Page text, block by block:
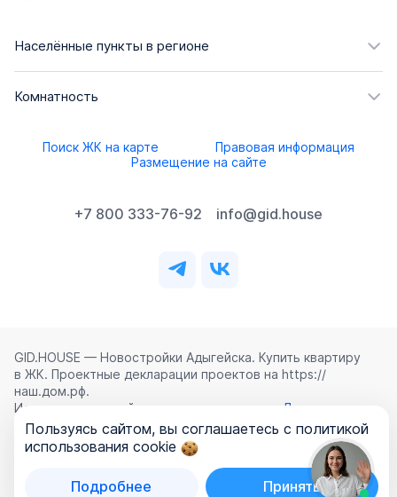
Населённые пункты в регионе
Комнатность
Поиск ЖК на карте
Правовая информация
Размещение на сайте
+7 800 333-76-92 info@gid.house
GID.HOUSE — Новостройки Адыгейска. Купить квартиру
в ЖК. Проектные декларации проектов на https://
наш.дом.рф.
Использование сайта означает согласие с
Лицензионным
соглашением
,Политикой конфиденциальностии
Политикой обработки персональных данных
ООО «ГИД.ХАУЗ»
Пользуясь сайтом, вы соглашаетесь с политикой
использования cookie
Подробнее Принять